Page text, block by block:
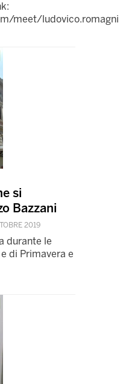
meet/ludovico.romagni
si
Bazzani
2019
durante le
di Primavera e